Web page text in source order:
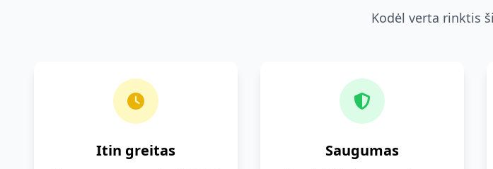
Kodėl verta rinktis
Itin greitas Saugumas